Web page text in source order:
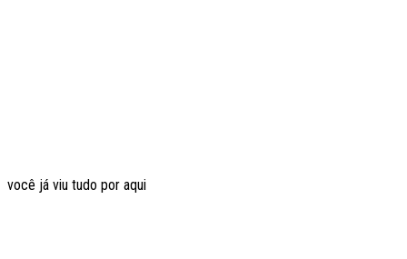
você já viu tudo por aqui